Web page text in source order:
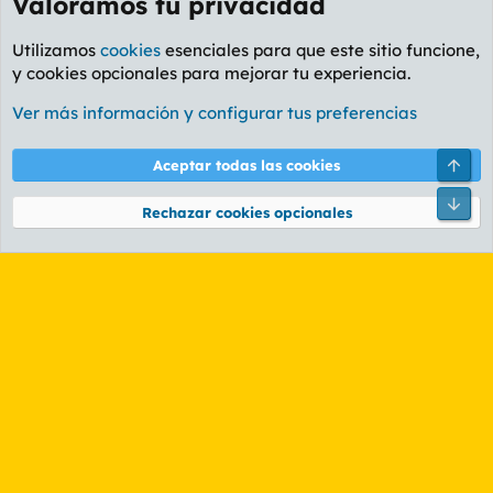
Foro General
Cookies
PL OLDSTYLE AMARILLO
Términos y reglas Política de privacidad Ayuda
Community platform by XenForo® © 2010-2026 XenForo Ltd.
Utilizamos cookies esenciales para que este sitio funcione,
y cookies opcionales para mejorar tu experiencia.
Ver más información y configurar tus preferencias
Aceptar todas las cookies
Rechazar cookies opcionales
Pie